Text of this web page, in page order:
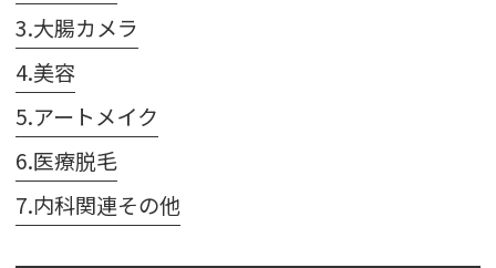
3.大腸カメラ
4.美容
5.アートメイク
6.医療脱毛
7.内科関連その他